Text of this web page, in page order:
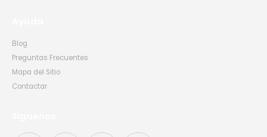
Blog
Preguntas Frecuentes
Mapa del Sitio
Contactar